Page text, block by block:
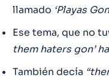
llamado ‘Playas
Ese tema, que no
them haters gon’
También decía